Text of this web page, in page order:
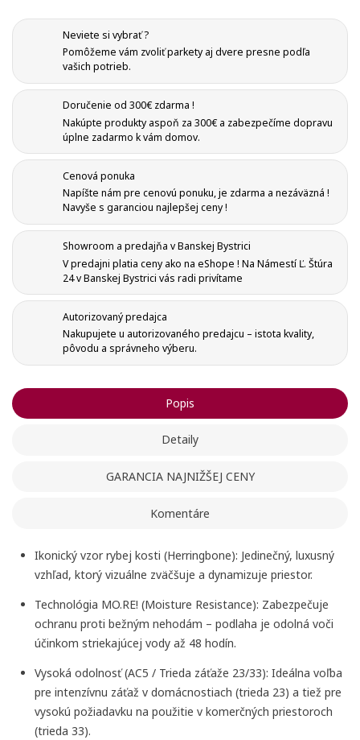
Neviete si vybrať ?
Pomôžeme vám zvoliť parkety aj dvere presne podľa
vašich potrieb.
Doručenie od 300€ zdarma !
Nakúpte produkty aspoň za 300€ a zabezpečíme dopravu
úplne zadarmo k vám domov.
Cenová ponuka
Napíšte nám pre cenovú ponuku, je zdarma a nezáväzná !
Navyše s garanciou najlepšej ceny !
Showroom a predajňa v Banskej Bystrici
V predajni platia ceny ako na eShope ! Na Námestí Ľ. Štúra
24 v Banskej Bystrici vás radi privítame
Autorizovaný predajca
Nakupujete u autorizovaného predajcu – istota kvality,
pôvodu a správneho výberu.
Popis
Detaily
GARANCIA NAJNIŽŠEJ CENY
Komentáre
Ikonický vzor rybej kosti (Herringbone): Jedinečný, luxusný
vzhľad, ktorý vizuálne zväčšuje a dynamizuje priestor.
Technológia MO.RE! (Moisture Resistance): Zabezpečuje
ochranu proti bežným nehodám – podlaha je odolná voči
účinkom striekajúcej vody až 48 hodín.
Vysoká odolnosť (AC5 / Trieda záťaže 23/33): Ideálna voľba
pre intenzívnu záťaž v domácnostiach (trieda 23) a tiež pre
vysokú požiadavku na použitie v komerčných priestoroch
(trieda 33).
Pridať do obľúbených
add_circle_outlineVytvoriť nový zoznam
Vytvoriť zoznam želaní
Meno zoznamu
Vytvoriť zoznam želaní Ukončiť
Registrovať sa
Na vytvorenie zoznamu želaných produktov je potrebné
prihlásiť sa.
Registrovať sa